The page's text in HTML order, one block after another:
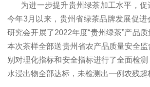
为进一步提升贵州绿茶加工水平，促
今年3月以来，贵州省绿茶品牌发展促进
研究会开展了2022年度“贵州绿茶”产品质
本次茶样全部送贵州省农产品质量安全
别对理化指标和安全指标进行了全面检测
水浸出物全部达标，未检测出一例农残超